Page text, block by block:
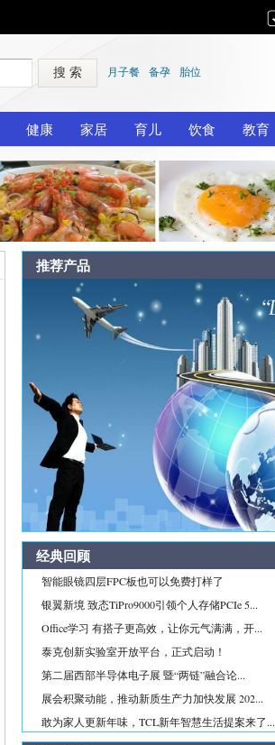
搜 索 月子餐 备孕 胎位
健康 家居 育儿 饮食 教育
推荐产品
经典回顾
智能眼镜四层FPC板也可以免费打样了
银翼新境 致态TiPro9000引领个人存储PCIe 5...
Office学习 有搭子更高效，让你元气满满，开...
泰克创新实验室开放平台，正式启动！
第二届西部半导体电子展 暨“两链”融合论...
展会积聚动能，推动新质生产力加快发展 202...
敢为家人更新年味，TCL新年智慧生活提案来了...